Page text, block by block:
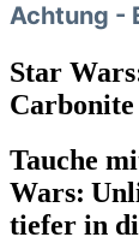
Achtung -
Star
Tauche
Wars:
tiefer in